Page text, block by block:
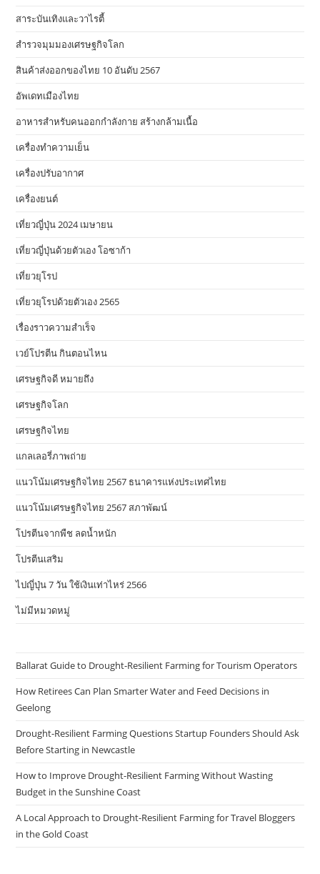
สาระบันเทิงและวาไรตี้
สำรวจมุมมองเศรษฐกิจโลก
สินค้าส่งออกของไทย 10 อันดับ 2567
อัพเดทเมืองไทย
อาหารสําหรับคนออกกําลังกาย สร้างกล้ามเนื้อ
เครื่องทำความเย็น
เครื่องปรับอากาศ
เครื่องยนต์
เที่ยวญี่ปุ่น 2024 เมษายน
เที่ยวญี่ปุ่นด้วยตัวเอง โอซาก้า
เที่ยวยุโรป
เที่ยวยุโรปด้วยตัวเอง 2565
เรื่องราวความสำเร็จ
เวย์โปรตีน กินตอนไหน
เศรษฐกิจดี หมายถึง
เศรษฐกิจโลก
เศรษฐกิจไทย
แกลเลอรี่ภาพถ่าย
แนวโน้มเศรษฐกิจไทย 2567 ธนาคารแห่งประเทศไทย
แนวโน้มเศรษฐกิจไทย 2567 สภาพัฒน์
โปรตีนจากพืช ลดน้ำหนัก
โปรตีนเสริม
ไปญี่ปุ่น 7 วัน ใช้เงินเท่าไหร่ 2566
ไม่มีหมวดหมู่
Ballarat Guide to Drought-Resilient Farming for Tourism Operators
How Retirees Can Plan Smarter Water and Feed Decisions in
Geelong
Drought-Resilient Farming Questions Startup Founders Should Ask
Before Starting in Newcastle
How to Improve Drought-Resilient Farming Without Wasting
Budget in the Sunshine Coast
A Local Approach to Drought-Resilient Farming for Travel Bloggers
in the Gold Coast